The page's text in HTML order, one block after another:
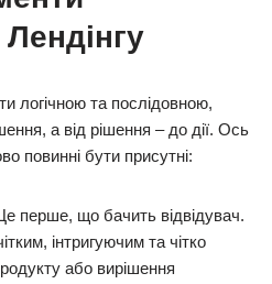
логічною та послідовною,
а від рішення – до дії. Ось
повинні бути присутні:
перше, що бачить відвідувач.
інтригуючим та чітко
або вирішення